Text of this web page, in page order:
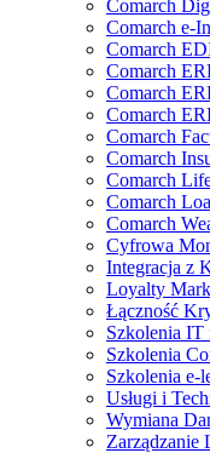
Comarch
Comarch e-
Comarch
Comarch
Comarch
Comarch
Comarch
Comarch
Comarch
Comarch
Comarch
Cyfrowa
Integracja z
Loyalty
Łączność
Szkolenia IT
Szkolenia
Szkolenia e-
Usługi i
Wymiana
Zarządzanie